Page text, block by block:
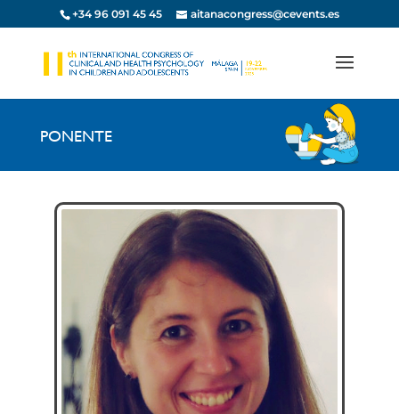
+34 96 091 45 45 aitanacongress@cevents.es
PONENTE